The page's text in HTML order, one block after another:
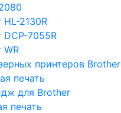
HL-2130R
DCP-7055R
WR
принтеров Brother
печать
для Brother
печать